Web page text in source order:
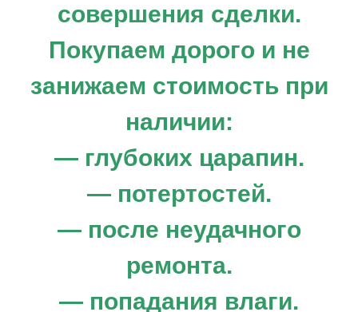
совершения сделки.
Покупаем дорого и не
занижаем стоимость при
наличии:
— глубоких царапин.
— потертостей.
— после неудачного
ремонта.
— попадания влаги.